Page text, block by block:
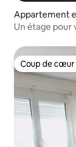
Appartement
Un étage pour
Coup de cœur
Coup de cœur